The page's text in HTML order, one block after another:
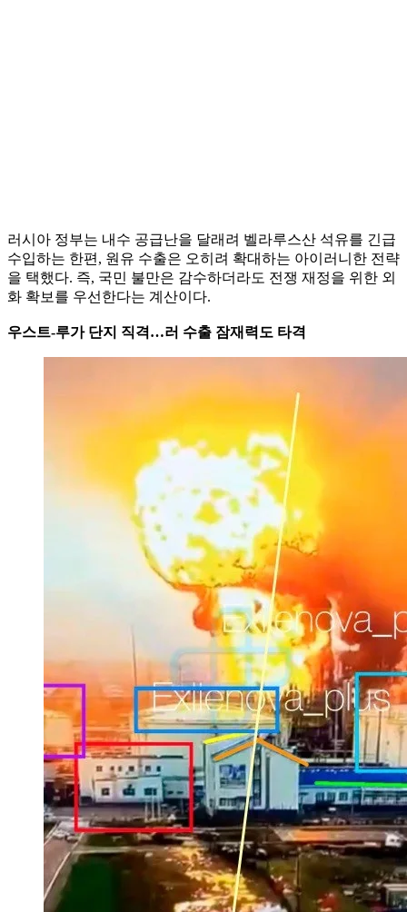
러시아 정부는 내수 공급난을 달래려 벨라루스산 석유를 긴급
수입하는 한편, 원유 수출은 오히려 확대하는 아이러니한 전략
을 택했다. 즉, 국민 불만은 감수하더라도 전쟁 재정을 위한 외
화 확보를 우선한다는 계산이다.
우스트-루가 단지 직격…러 수출 잠재력도 타격